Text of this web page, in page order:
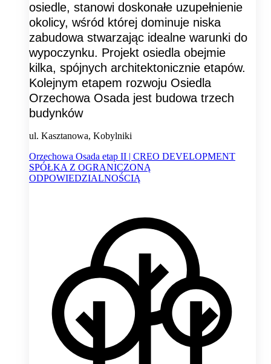
osiedle, stanowi doskonałe uzupełnienie
okolicy, wśród której dominuje niska
zabudowa stwarzając idealne warunki do
wypoczynku. Projekt osiedla obejmie
kilka, spójnych architektonicznie etapów.
Kolejnym etapem rozwoju Osiedla
Orzechowa Osada jest budowa trzech
budynków
ul. Kasztanowa, Kobylniki
Orzechowa Osada etap II | CREO DEVELOPMENT
SPÓŁKA Z OGRANICZONĄ
ODPOWIEDZIALNOŚCIĄ